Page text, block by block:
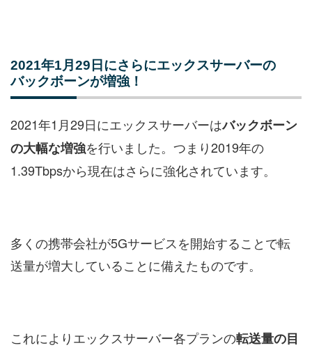
2021年1月29日にさらにエックスサーバーの
バックボーンが増強！
2021年1月29日にエックスサーバーはバックボーン
の大幅な増強を行いました。つまり2019年の
1.39Tbpsから現在はさらに強化されています。
多くの携帯会社が5Gサービスを開始することで転
送量が増大していることに備えたものです。
これによりエックスサーバー各プランの転送量の目